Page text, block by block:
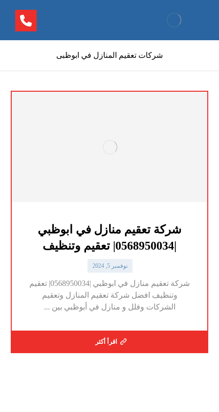
شركات تعقيم المنازل في ابوظبى
شركة تعقيم منازل في ابوظبي
|0568950034| تعقيم وتنظيف
نوفمبر 5, 2024
شركة تعقيم منازل في ابوظبي |0568950034| تعقيم
وتنظيف افضل شركة تعقيم المنازل وتعقيم
الشركات وفلل و منازل في أبوظبي بين ...
اقرأ أكثر